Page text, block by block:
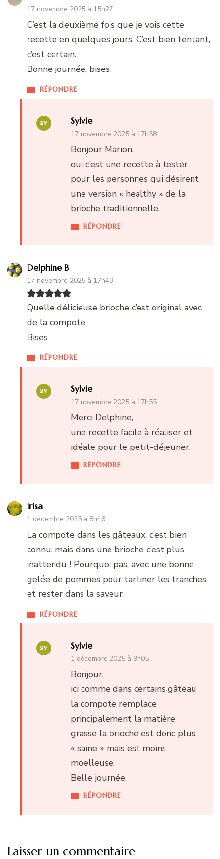
17 novembre 2025 à 15h27
RÉPONDRE
C’est la deuxième fois que je vois cette
recette en quelques jours. C’est bien tentant,
c’est certain.
Bonne journée, bises.
Sylvie
17 novembre 2025 à 17h58
RÉPONDRE
Bonjour Marion,
oui c’est une recette à tester
pour les personnes qui désirent
une version « healthy » de la
brioche traditionnelle.
Delphine B
17 novembre 2025 à 17h48
RÉPONDRE
Quelle délicieuse brioche c’est original avec
de la compote
Bises
Sylvie
17 novembre 2025 à 17h55
RÉPONDRE
Merci Delphine,
une recette facile à réaliser et
idéale pour le petit-déjeuner.
irisa
1 décembre 2025 à 8h46
RÉPONDRE
La compote dans les gâteaux, c’est bien
connu, mais dans une brioche c’est plus
inattendu ! Pourquoi pas, avec une bonne
gelée de pommes pour tartiner les tranches
et rester dans la saveur
Sylvie
1 décembre 2025 à 9h05
RÉPONDRE
Bonjour,
ici comme dans certains gâteau
la compote remplace
principalement la matière
grasse la brioche est donc plus
« saine » mais est moins
moelleuse.
Belle journée.
Laisser un commentaire